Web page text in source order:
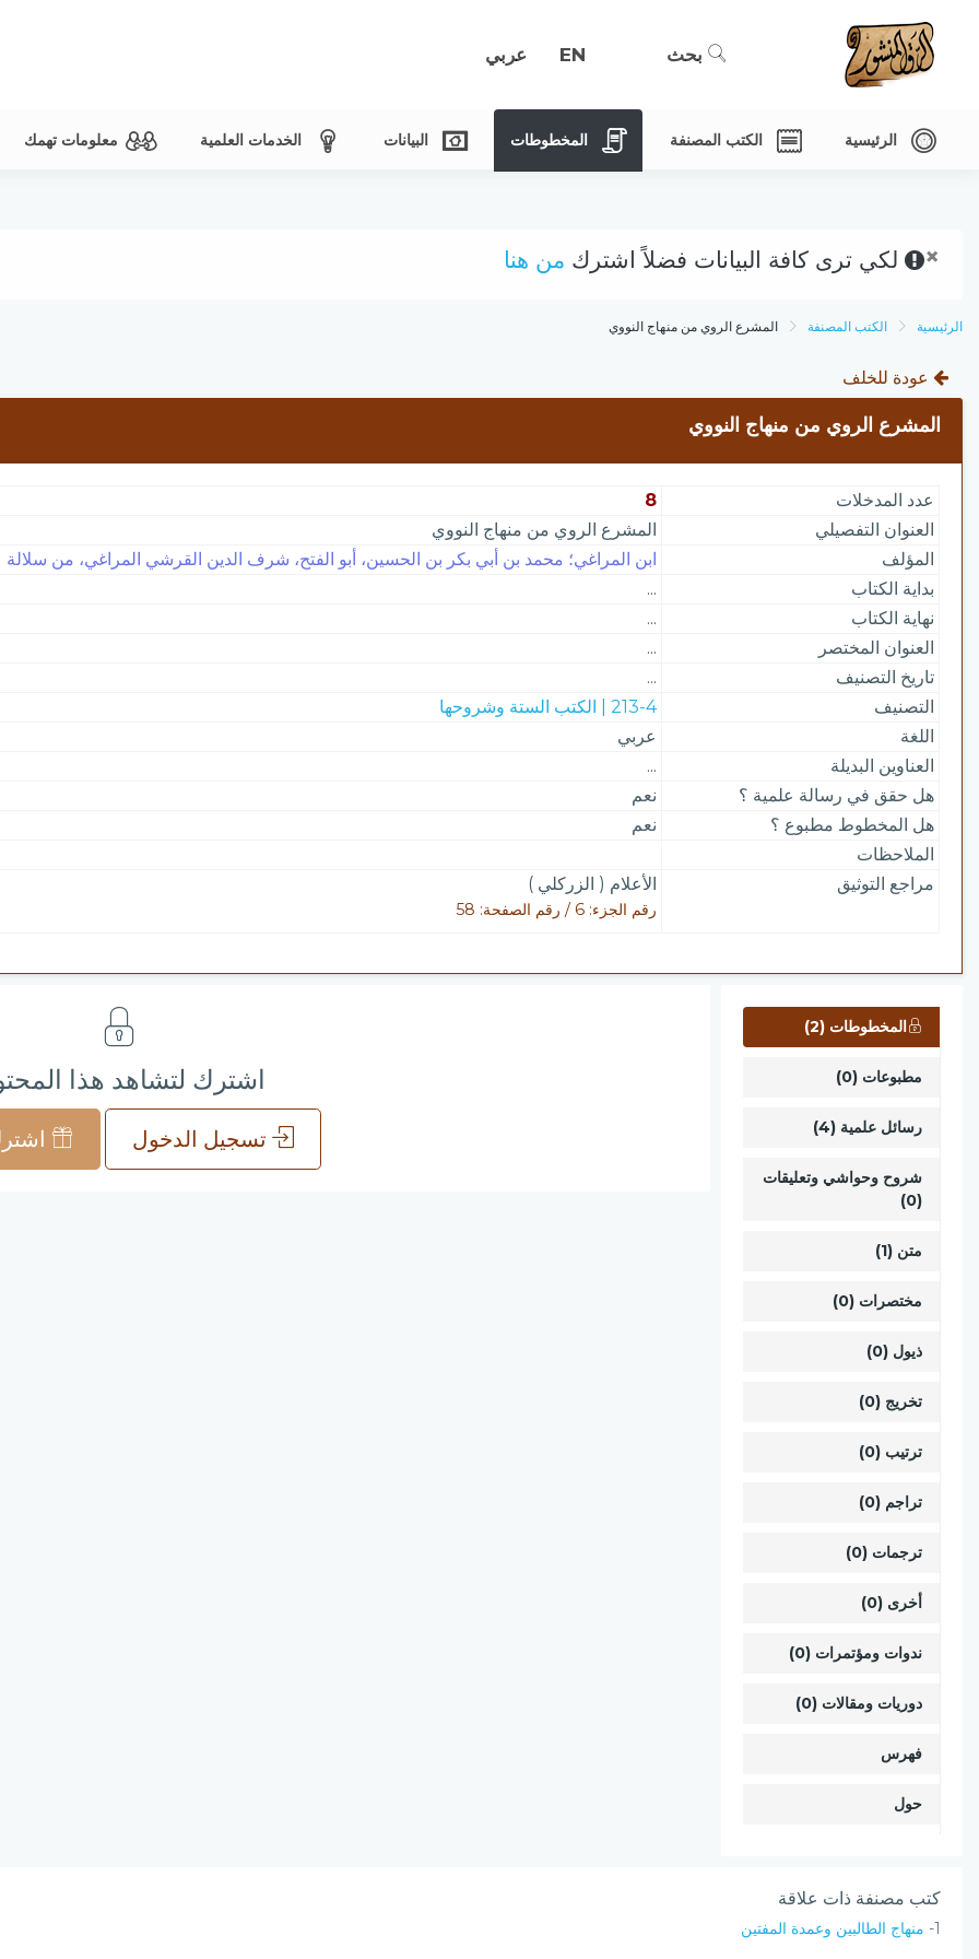
بحث EN عربي
الرئيسية الكتب المصنفة المخطوطات البيانات الخدمات العلمية معلومات تهمك
× لكي ترى كافة البيانات فضلاً اشترك من هنا
الرئيسية الكتب المصنفة المشرع الروي من منهاج النووي
عودة للخلف
المشرع الروي من منهاج النووي
عدد المدخلات
8
العنوان التفصيلي
المشرع الروي من منهاج النووي
المؤلف
ابن المراغي؛ محمد بن أبي بكر بن الحسين، أبو الفتح، شرف الدين القرشي المراغي، من سلالة
بداية الكتاب
...
نهاية الكتاب
...
العنوان المختصر
...
تاريخ التصنيف
...
التصنيف
213-4 | الكتب الستة وشروحها
اللغة
عربي
العناوين البديلة
...
هل حقق في رسالة علمية ؟
نعم
هل المخطوط مطبوع ؟
نعم
الملاحظات
مراجع التوثيق
الأعلام ( الزركلي )
رقم الجزء: 6 / رقم الصفحة: 58
المخطوطات (2)
مطبوعات (0)
رسائل علمية (4)
شروح وحواشي وتعليقات
(0)
متن (1)
مختصرات (0)
ذيول (0)
تخريج (0)
ترتيب (0)
تراجم (0)
ترجمات (0)
أخرى (0)
ندوات ومؤتمرات (0)
دوريات ومقالات (0)
فهرس
حول
اشترك لتشاهد هذا
تسجيل الدخول
كتب مصنفة ذات علاقة
1- منهاج الطالبين وعمدة المفتين